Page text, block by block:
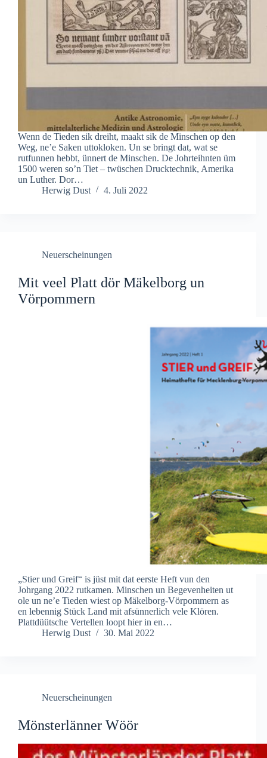
Wenn de Tieden sik dreiht, maakt sik de Minschen op den
Weg, ne’e Saken uttokloken. Un se bringt dat, wat se
rutfunnen hebbt, ünnert de Minschen. De Johrteihnten üm
1500 weren so’n Tiet – twüschen Drucktechnik, Amerika
un Luther. Dor…
Herwig Dust
4. Juli 2022
Neuerscheinungen
Mit veel Platt dör Mäkelborg un
Vörpommern
„Stier und Greif“ is jüst mit dat eerste Heft vun den
Johrgang 2022 rutkamen. Minschen un Begevenheiten ut
ole un ne’e Tieden wiest op Mäkelborg-Vörpommern as
en lebennig Stück Land mit afsünnerlich vele Klören.
Plattdüütsche Vertellen loopt hier in en…
Herwig Dust
30. Mai 2022
Neuerscheinungen
Mönsterlänner Wöör